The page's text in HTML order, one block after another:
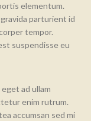
elementum.
parturient id
tempor.
suspendisse eu
ad ullam
enim rutrum.
accumsan sed mi